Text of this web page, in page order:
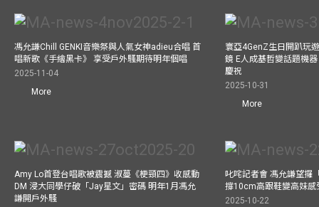
馮允謙Chill GENKI音樂祭與人氣女神adieu合唱 首
唱新歌《手繪黑卡》 享受戶外騷期待明年個唱
2025-11-04
More
寰亞4GenZ生日開趴玩
鏡 E人成基哲變話題機
慶祝
2025-10-31
More
Amy Lo首登台唱歌被震撼 淑蔓《梗頸四》收感動
DM 浸大同學仔破「Jay星文」密碼 明年1月馮允
謙開戶外騷
叱咤記者會 馮允謙望攞
撐10cm高跟鞋變高妹感
2025-10-22